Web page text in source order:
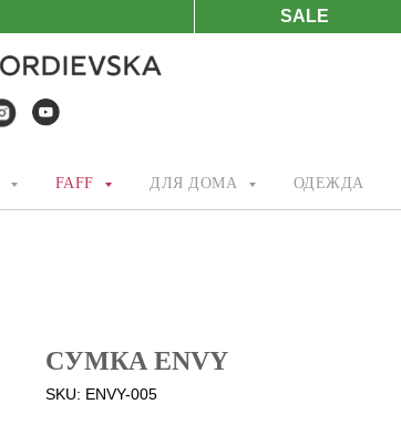
SALE
FAFF ДЛЯ ДОМА ОДЕЖДА
СУМКА ENVY
SKU: ENVY-005